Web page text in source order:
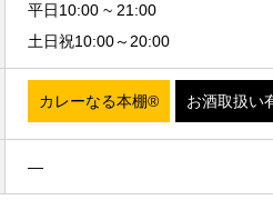
平日10:00 ~ 21:00
土日祝10:00～20:00
カレーなる本棚® お酒取扱い
—